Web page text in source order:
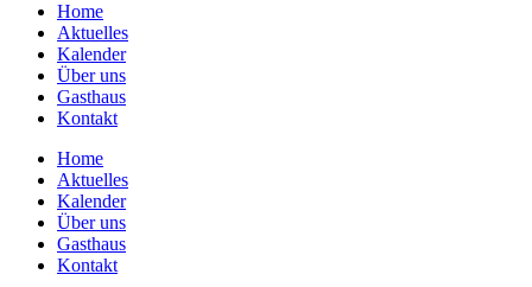
Home
Aktuelles
Kalender
Über uns
Gasthaus
Kontakt
Home
Aktuelles
Kalender
Über uns
Gasthaus
Kontakt